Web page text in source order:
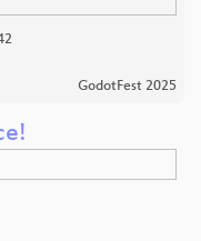
GodotFest 2025